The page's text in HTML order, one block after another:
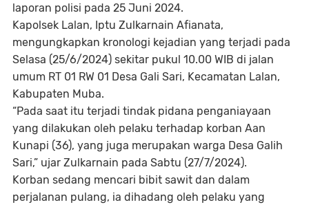
laporan polisi pada 25 Juni 2024.
Kapolsek Lalan, Iptu Zulkarnain Afianata,
mengungkapkan kronologi kejadian yang terjadi pada
Selasa (25/6/2024) sekitar pukul 10.00 WIB di jalan
umum RT 01 RW 01 Desa Gali Sari, Kecamatan Lalan,
Kabupaten Muba.
“Pada saat itu terjadi tindak pidana penganiayaan
yang dilakukan oleh pelaku terhadap korban Aan
Kunapi (36), yang juga merupakan warga Desa Galih
Sari,” ujar Zulkarnain pada Sabtu (27/7/2024).
Korban sedang mencari bibit sawit dan dalam
perjalanan pulang, ia dihadang oleh pelaku yang